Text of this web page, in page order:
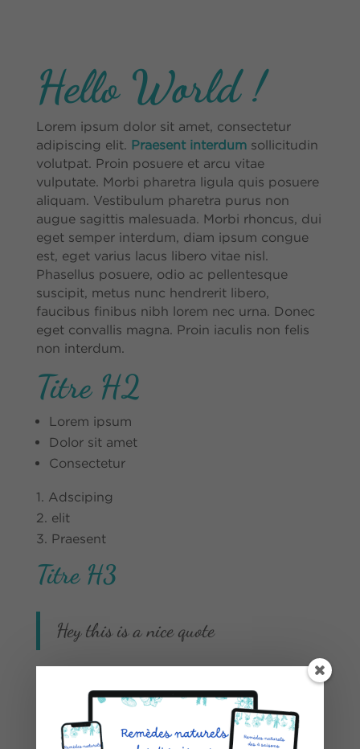
Hello World !
Lorem ipsum dolor sit amet, consectetur
adipiscing elit. Praesent interdumsollicitudin
volutpat. Proin posuere et arcu vitae
vulputate. Morbi pharetra ligula quis posuere
aliquam. Vestibulum pharetra purus non
augue sagittis malesuada. Morbi rhoncus, dui
eget semper interdum, diam ipsum congue
est, eget varius lacus libero vitae nisl.
Phasellus posuere, odio ac pellentesque
suscipit, metus nunc hendrerit libero,
faucibus finibus nibh lorem nec urna. Donec
eget convallis magna. Proin iaculis non felis
non interdum.
Titre H2
Lorem ipsum
Dolor sit amet
Consectetur
Adsciping
elit
Praesent
Titre H3
Hey this is a nice quote
adipiscing elit. Praesent interdum sollicitudin
volutpat. Proin posuere et arcu vitae
vulputate. Morbi pharetra ligula quis posuere